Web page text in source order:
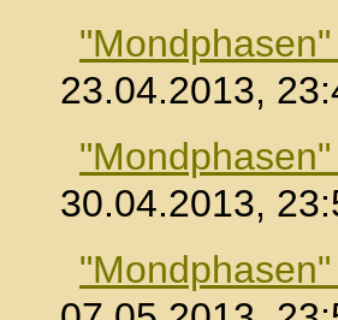
23.04.2013,
30.04.2013,